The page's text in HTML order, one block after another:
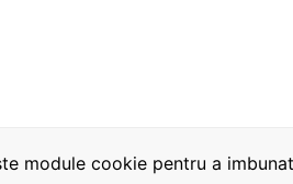
module cookie pentru a